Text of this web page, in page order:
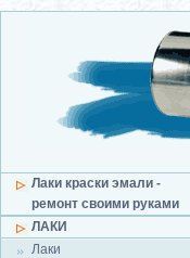
Лаки краски эмали -
ремонт своими руками
ЛАКИ
Лаки